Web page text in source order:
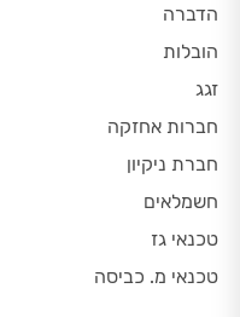
הדברה
הובלות
זגג
חברות אחזקה
חברת ניקיון
חשמלאים
טכנאי גז
טכנאי מ. כביסה